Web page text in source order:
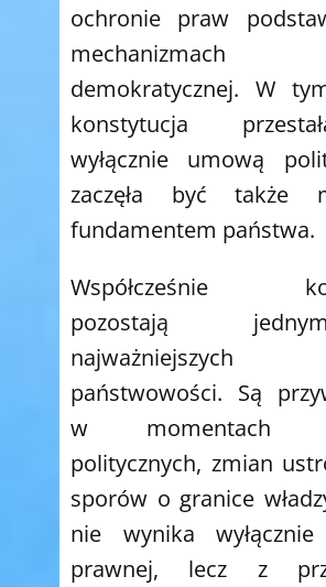
ochronie praw
mechanizmach
demokratycznej. W
konstytucja
wyłącznie umową
zaczęła być także
fundamentem państwa.
Współcześnie
pozostają
najważniejszych
państwowości. Są
w momentach
politycznych, zmian
sporów o granice
nie wynika
prawnej, lecz z